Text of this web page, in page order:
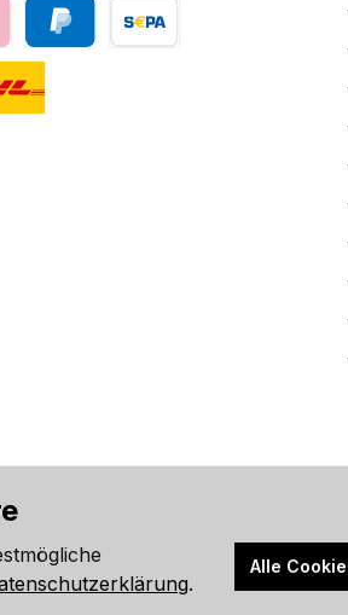
PayPal
Mehrwertsteuer zzgl. Versandkostenund
© 2026 Küchenprofi Group Online-
.
Alle